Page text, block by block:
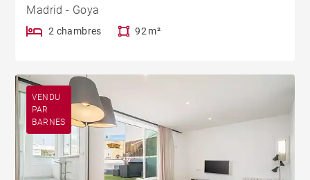
Madrid - Goya
2 chambres 92 m²
VENDU
PAR
BARNES